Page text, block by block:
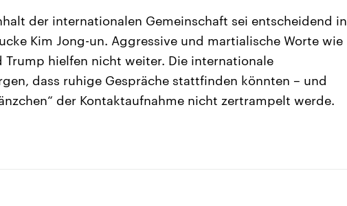
der internationalen Gemeinschaft sei entscheidend in
Kim Jong-un. Aggressive und martialische Worte wie
Trump hielfen nicht weiter. Die internationale
dass ruhige Gespräche stattfinden könnten – und
der Kontaktaufnahme nicht zertrampelt werde.